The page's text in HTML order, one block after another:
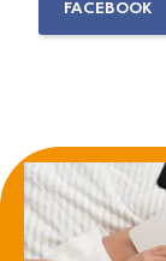
FACEBOOK